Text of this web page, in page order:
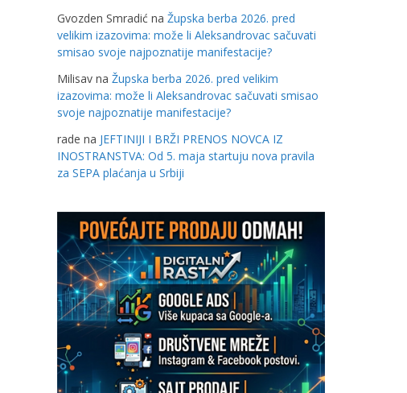
Gvozden Smradić na Župska berba 2026. pred
velikim izazovima: može li Aleksandrovac sačuvati
smisao svoje najpoznatije manifestacije?
Milisav na Župska berba 2026. pred velikim
izazovima: može li Aleksandrovac sačuvati smisao
svoje najpoznatije manifestacije?
rade na JEFTINIJI I BRŽI PRENOS NOVCA IZ
INOSTRANSTVA: Od 5. maja startuju nova pravila
za SEPA plaćanja u Srbiji